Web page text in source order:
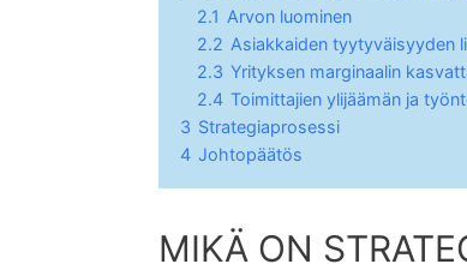
2.1 Arvon luominen
2.2 Asiakkaiden tyytyväisyyden
2.3 Yrityksen marginaalin
2.4 Toimittajien ylijäämän ja
3 Strategiaprosessi
4 Johtopäätös
MIKÄ ON